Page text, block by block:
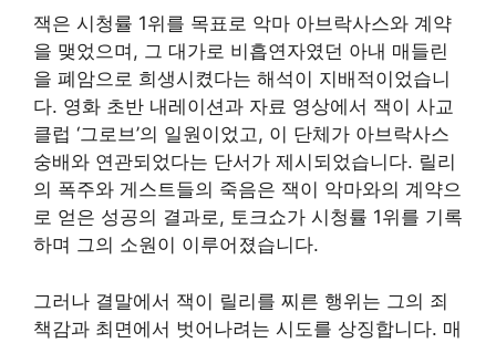
잭은 시청률 1위를 목표로 악마 아브락사스와 계약
을 맺었으며, 그 대가로 비흡연자였던 아내 매들린
을 폐암으로 희생시켰다는 해석이 지배적이었습니
다. 영화 초반 내레이션과 자료 영상에서 잭이 사교
클럽 ‘그로브’의 일원이었고, 이 단체가 아브락사스
숭배와 연관되었다는 단서가 제시되었습니다. 릴리
의 폭주와 게스트들의 죽음은 잭이 악마와의 계약으
로 얻은 성공의 결과로, 토크쇼가 시청률 1위를 기록
하며 그의 소원이 이루어졌습니다.
그러나 결말에서 잭이 릴리를 찌른 행위는 그의 죄
책감과 최면에서 벗어나려는 시도를 상징합니다. 매